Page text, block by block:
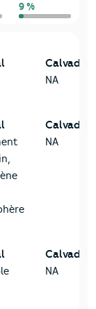
9 %
Calvados
NA
Calvados
NA
Calvados
NA